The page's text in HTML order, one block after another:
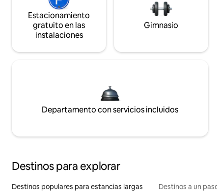
Estacionamiento
gratuito en las
instalaciones
Gimnasio
Departamento con servicios incluidos
Destinos para explorar
Destinos populares para estancias largas Destinos a un